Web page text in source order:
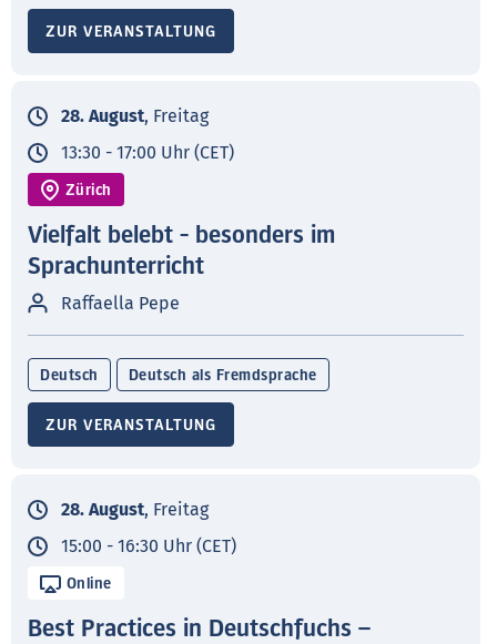
ZUR VERANSTALTUNG
28. August, Freitag
13:30 - 17:00 Uhr (CET)
Zürich
Vielfalt belebt - besonders im
Sprachunterricht
Raffaella Pepe
Deutsch Deutsch als Fremdsprache
ZUR VERANSTALTUNG
28. August, Freitag
15:00 - 16:30 Uhr (CET)
Online
Best Practices in Deutschfuchs –